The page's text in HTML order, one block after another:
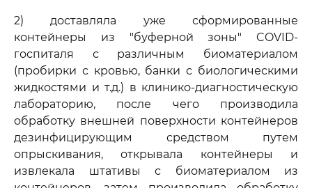
2) доставляла уже сформированные
контейнеры из "буферной зоны" COVID-
госпиталя с различным биоматериалом
(пробирки с кровью, банки с биологическими
жидкостями и т.д.) в клинико-диагностическую
лабораторию, после чего производила
обработку внешней поверхности контейнеров
дезинфицирующим средством путем
опрыскивания, открывала контейнеры и
извлекала штативы с биоматериалом из